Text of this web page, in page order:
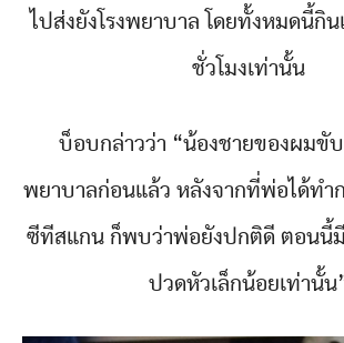
ไปส่งยังโรงพยาบาล โดยทั้งหมดนี้กิน
ชั่วโมงเท่านั้น
บ็อบกล่าวว่า “น้องชายของผมขับ
พยาบาลก่อนแล้ว หลังจากที่พ่อได้ทำก
ซีทีสแกน ก็พบว่าพ่อยังปกติดี ตอนนี้มี
ปวดหัวเล็กน้อยเท่านั้น